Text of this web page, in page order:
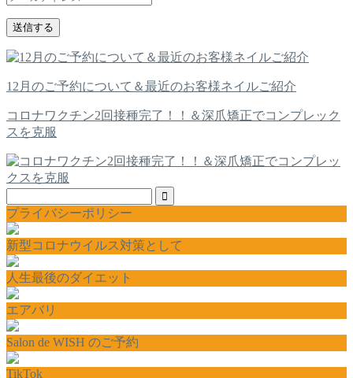
12月のご予約について＆最近のお客様ネイルご紹介
コロナワクチン2回接種完了！！＆深爪矯正でコンプレック
スを克服
プライバシーポリシー
新型コロナウイルス対策として
人生最後のダイエット
エアバリ
Salon de WISH のご予約
TikTok